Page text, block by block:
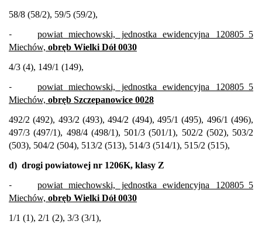
58/8 (58/2), 59/5 (59/2),
-
powiat miechowski, jednostka ewidencyjna 120805_5
Miechów, obręb Wielki Dół 0030
4/3 (4), 149/1 (149),
-
powiat miechowski, jednostka ewidencyjna 120805_5
Miechów, obręb Szczepanowice 0028
492/2 (492), 493/2 (493), 494/2 (494), 495/1 (495), 496/1 (496),
497/3 (497/1), 498/4 (498/1), 501/3 (501/1), 502/2 (502), 503/2
(503), 504/2 (504), 513/2 (513), 514/3 (514/1), 515/2 (515),
d) drogi powiatowej nr 1206K, klasy Z
-
powiat miechowski, jednostka ewidencyjna 120805_5
Miechów, obręb Wielki Dół 0030
1/1 (1), 2/1 (2), 3/3 (3/1),